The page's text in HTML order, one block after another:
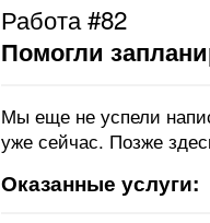
Работа #82
Помогли
Мы еще не успели
уже сейчас. Позже
Оказанные услуги: